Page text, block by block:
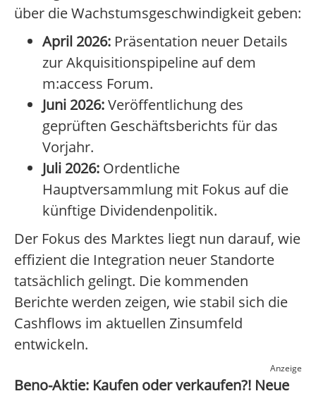
über die Wachstumsgeschwindigkeit geben:
April 2026: Präsentation neuer Details
zur Akquisitionspipeline auf dem
m:access Forum.
Juni 2026:Veröffentlichung des
geprüften Geschäftsberichts für das
Vorjahr.
Juli 2026: Ordentliche
Hauptversammlung mit Fokus auf die
künftige Dividendenpolitik.
Der Fokus des Marktes liegt nun darauf, wie
effizient die Integration neuer Standorte
tatsächlich gelingt. Die kommenden
Berichte werden zeigen, wie stabil sich die
Cashflows im aktuellen Zinsumfeld
entwickeln.
Anzeige
Beno-Aktie: Kaufen oder verkaufen?! Neue